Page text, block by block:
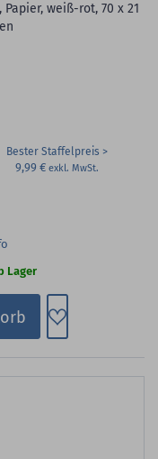
weiß-rot, 70 x 21
Bester Staffelpreis
9,99 €
Lager
Zum